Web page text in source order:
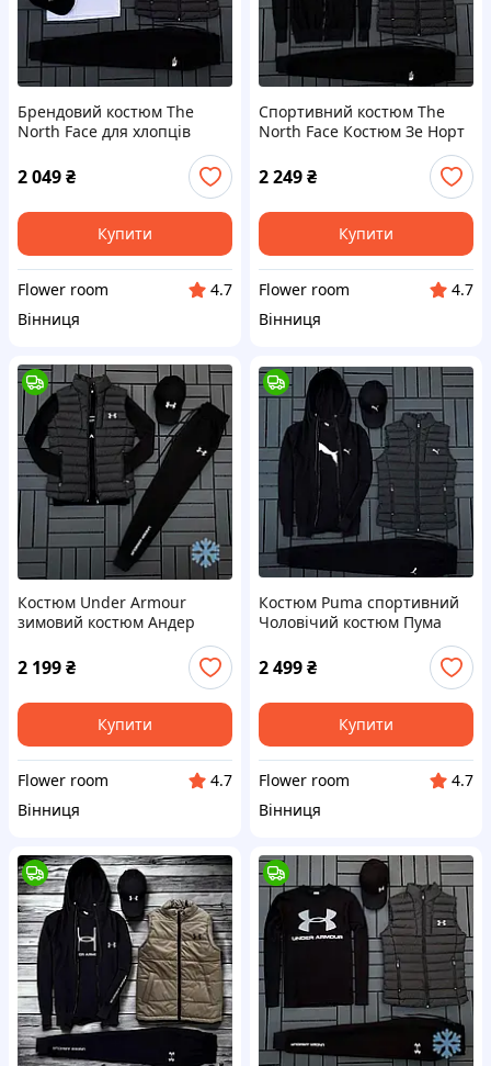
Брендовий костюм The
North Face для хлопців
футболка штани жилетка
кепка
2 049₴
Купити
Flower room
4.7
Вінниця
Спортивний костюм The
North Face Костюм Зе Норт
Фейс зіпка штани жилетка
кепка
2 249₴
Купити
Flower room
4.7
Вінниця
Костюм Under Armour
зимовий костюм Андер
жилетка кепка
2 199₴
Купити
Flower room
4.7
Вінниця
Костюм Puma спортивний
Чоловічий костюм Пума
жилетка кепка
2 499₴
Купити
Flower room
4.7
Вінниця